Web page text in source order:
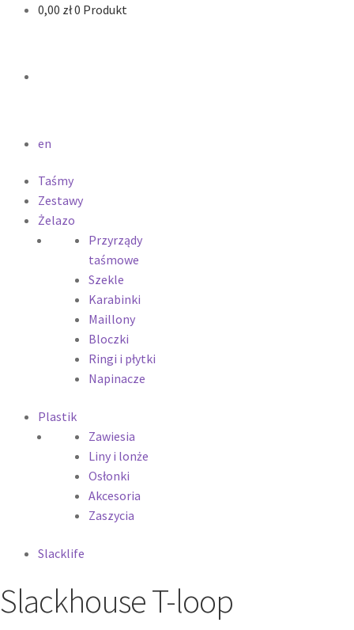
0,00 zł0 Produkt
en
Taśmy
Zestawy
Żelazo
Przyrządy
taśmowe
Szekle
Karabinki
Maillony
Bloczki
Ringi i płytki
Napinacze
Plastik
Zawiesia
Liny i lonże
Osłonki
Akcesoria
Zaszycia
Slacklife
Slackhouse T-loop